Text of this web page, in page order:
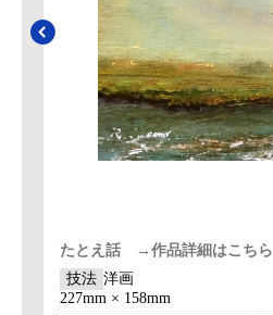
たとえ話 →作品詳細はこちら
技法 洋画
227mm × 158mm